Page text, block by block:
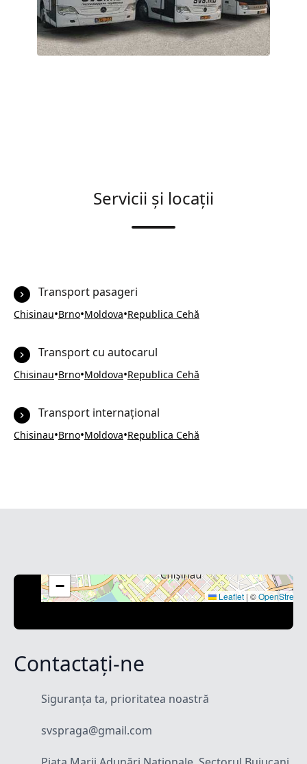
Servicii și locații
Transport pasageri
Chisinau•Brno•Moldova•Republica Cehă
Transport cu autocarul
Chisinau•Brno•Moldova•Republica Cehă
Transport internațional
Chisinau•Brno•Moldova•Republica Cehă
−
Leaflet | ©
Contactați-ne
Siguranța ta, prioritatea noastră
svspraga@gmail.com